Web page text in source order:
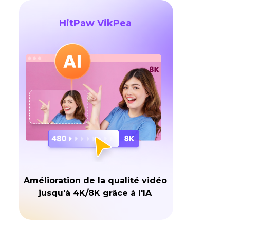
HitPaw VikPea
Amélioration de la qualité vidéo
jusqu'à 4K/8K grâce à l'IA